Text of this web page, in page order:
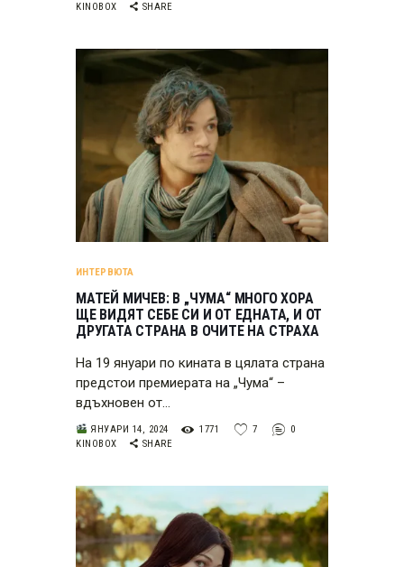
KINOBOX
SHARE
ИНТЕРВЮТА
МАТЕЙ МИЧЕВ: В „ЧУМА“ МНОГО ХОРА
ЩЕ ВИДЯТ СЕБЕ СИ И ОТ ЕДНАТА, И ОТ
ДРУГАТА СТРАНА В ОЧИТЕ НА СТРАХА
На 19 януари по кината в цялата страна
предстои премиерата на „Чума“ –
вдъхновен от…
ЯНУАРИ 14, 2024 1771 7
0
KINOBOX
SHARE